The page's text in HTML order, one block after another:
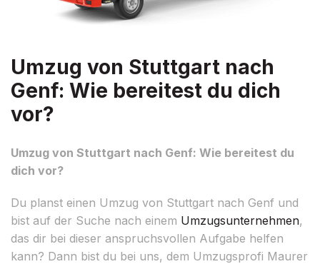
Umzug von Stuttgart nach
Genf: Wie bereitest du dich
vor?
Umzug von Stuttgart nach Genf: Wie bereitest du
dich vor?
Du planst einen Umzug von Stuttgart nach Genf und
bist auf der Suche nach einem Umzugsunternehmen,
das dir bei dieser anspruchsvollen Aufgabe helfen
kann? Dann bist du bei uns, dem Umzugsprofi Maurer